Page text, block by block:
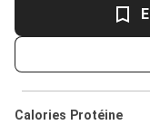
Calories Protéine